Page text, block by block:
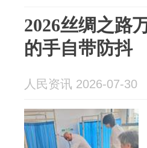
2026丝绸之路
的手自带防抖
人民资讯 2026-07-30